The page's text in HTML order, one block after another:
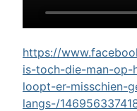
https://
is-toch-die-man-op-
loopt-er-misschien-
langs-/